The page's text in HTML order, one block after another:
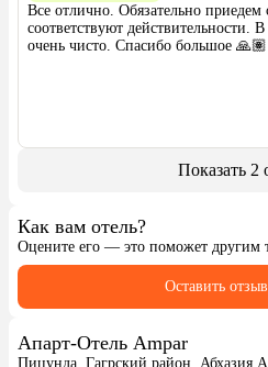
Все отлично. Обязательно приедем
соответствуют действительности.
очень чисто. Спасибо большое 🙏🏽
Показать 2
Как вам отель?
Оцените его — это поможет другим
Оставить
Апарт-Отель Ampar
Пицунда, Гагрский район, Абхазия